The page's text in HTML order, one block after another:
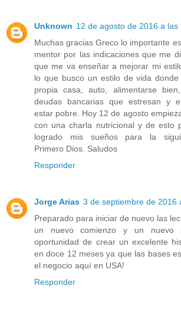
Unknown 12 de agosto de 2016 a las
Muchas gracias Greco lo importante
mentor por las indicaciones que me
que me va enseñar a mejorar mi
lo que busco un estilo de vida
propia casa, auto, alimentarse
deudas bancarias que estresan y
estar pobre. Hoy 12 de agosto
con una charla nutricional y de esto
logrado mis sueños para la
Primero Dios. Saludos
Responder
Jorge Arias 3 de septiembre de 2016
Preparado para iniciar de nuevo las
un nuevo comienzo y un nuevo
oportunidad de crear un excelente
en doce 12 meses ya que las bases
el negocio aquí en USA!
Responder